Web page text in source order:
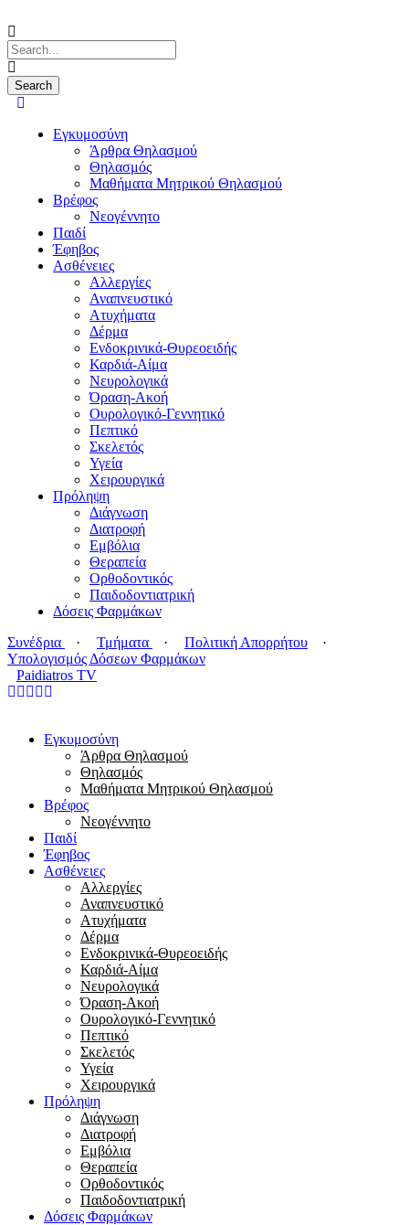
Εγκυμοσύνη
Άρθρα Θηλασμού
Θηλασμός
Μαθήματα Μητρικού Θηλασμού
Βρέφος
Νεογέννητο
Παιδί
Έφηβος
Ασθένειες
Αλλεργίες
Αναπνευστικό
Ατυχήματα
Δέρμα
Ενδοκρινικά-Θυρεοειδής
Καρδιά-Αίμα
Νευρολογικά
Όραση-Ακοή
Ουρολογικό-Γεννητικό
Πεπτικό
Σκελετός
Υγεία
Χειρουργικά
Πρόληψη
Διάγνωση
Διατροφή
Εμβόλια
Θεραπεία
Ορθοδοντικός
Παιδοδοντιατρική
Δόσεις Φαρμάκων
Συνέδρια
· Τμήματα · Πολιτική Απορρήτου
·
Υπολογισμός Δόσεων Φαρμάκων
Paidiatros TV
Εγκυμοσύνη
Άρθρα Θηλασμού
Θηλασμός
Μαθήματα Μητρικού Θηλασμού
Βρέφος
Νεογέννητο
Παιδί
Έφηβος
Ασθένειες
Αλλεργίες
Αναπνευστικό
Ατυχήματα
Δέρμα
Ενδοκρινικά-Θυρεοειδής
Καρδιά-Αίμα
Νευρολογικά
Όραση-Ακοή
Ουρολογικό-Γεννητικό
Πεπτικό
Σκελετός
Υγεία
Χειρουργικά
Πρόληψη
Διάγνωση
Διατροφή
Εμβόλια
Θεραπεία
Ορθοδοντικός
Παιδοδοντιατρική
Δόσεις Φαρμάκων